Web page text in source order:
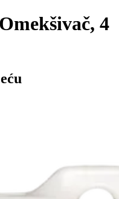
Omekšivač, 4